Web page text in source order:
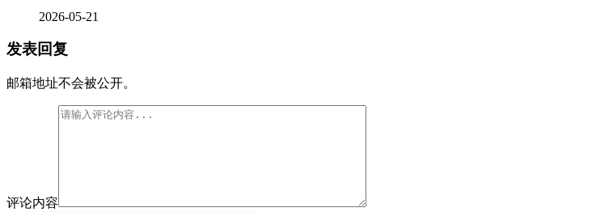
2026-05-21
发表回复
邮箱地址不会被公开。
评论内容